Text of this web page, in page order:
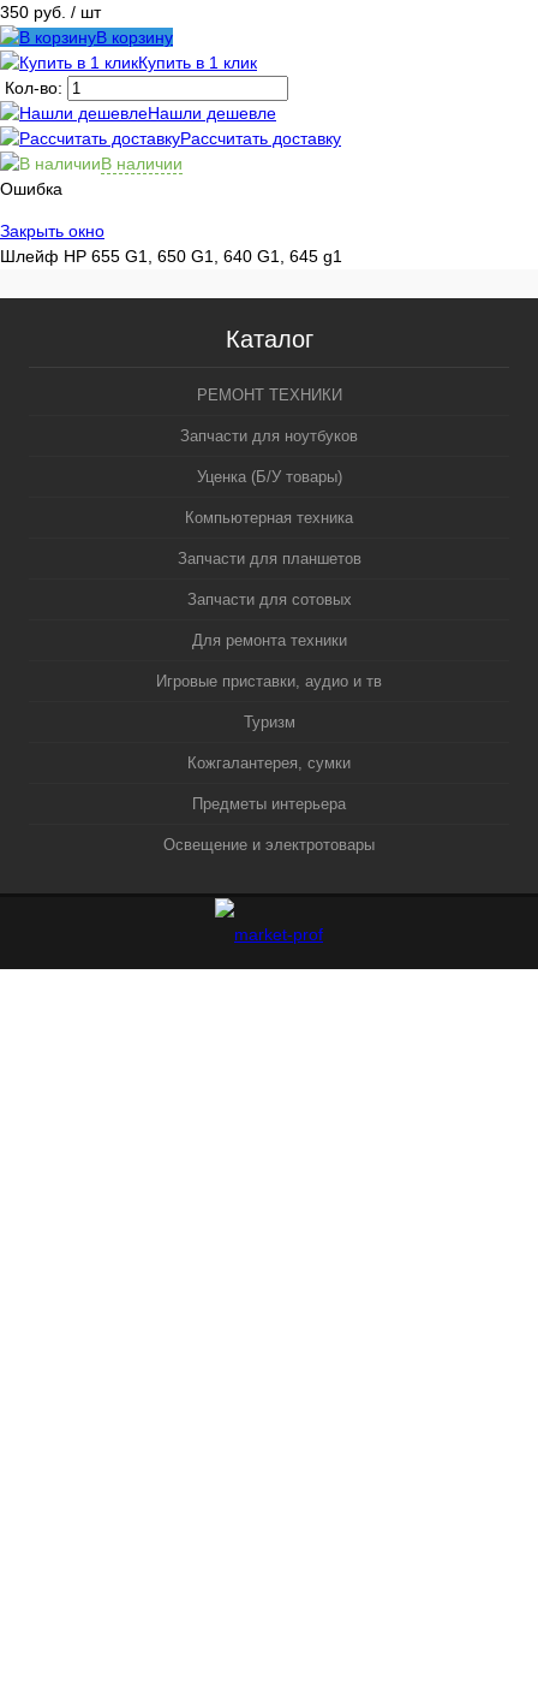
350 руб. / шт
В корзину
Купить в 1 клик
Кол-во:
Нашли дешевле
Рассчитать доставку
В наличии
Ошибка
Закрыть окно
Шлейф HP 655 G1, 650 G1, 640 G1, 645 g1
Каталог
РЕМОНТ ТЕХНИКИ
Запчасти для ноутбуков
Уценка (Б/У товары)
Компьютерная техника
Запчасти для планшетов
Запчасти для сотовых
Для ремонта техники
Игровые приставки, аудио и тв
Туризм
Кожгалантерея, сумки
Предметы интерьера
Освещение и электротовары